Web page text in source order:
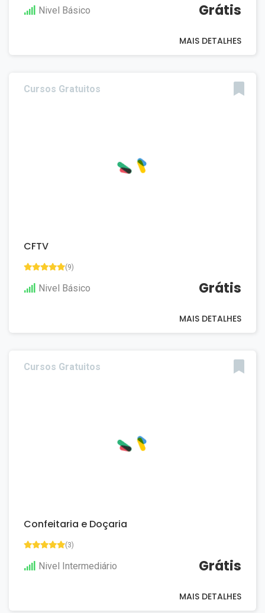
Nivel Básico Grátis
MAIS DETALHES
Cursos Gratuitos
CFTV
(9)
Nivel Básico Grátis
MAIS DETALHES
Cursos Gratuitos
Confeitaria e Doçaria
(3)
Nivel Intermediário Grátis
MAIS DETALHES